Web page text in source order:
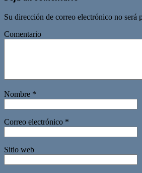
Su dirección de correo electrónico no será
Comentario
Nombre *
Correo electrónico *
Sitio web